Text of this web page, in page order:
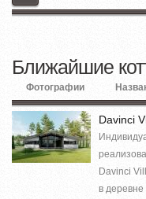
Ближайшие
Фотографии
Davinci
Davinci
в деревне